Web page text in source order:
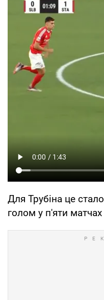
Для Трубіна це
голом у п'яти матчах